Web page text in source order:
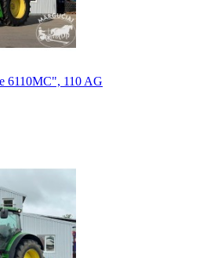
6110MC", 110 AG